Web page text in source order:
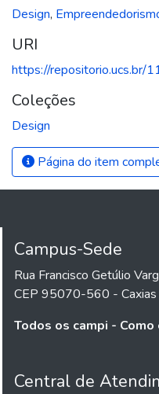
Design,
URI
https://repositorio.ucs.br/
Coleções
Design
Página do item
Campus-Sede
Rua Francisco Getúlio
CEP 95070-560 - Caxias
Todos os campi - Como
Central de